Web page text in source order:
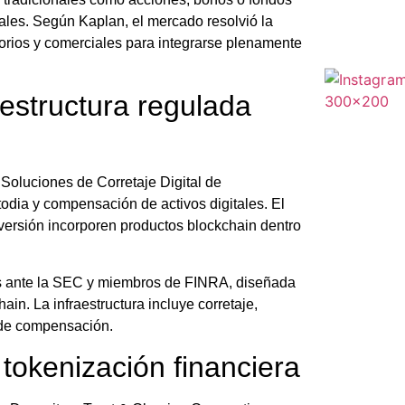
Según Kaplan, el mercado resolvió la
y comerciales para integrarse plenamente
regulada
de Corretaje Digital de
y compensación de activos digitales. El
incorporen productos blockchain dentro
la SEC y miembros de FINRA, diseñada
La infraestructura incluye corretaje,
compensación.
financiera